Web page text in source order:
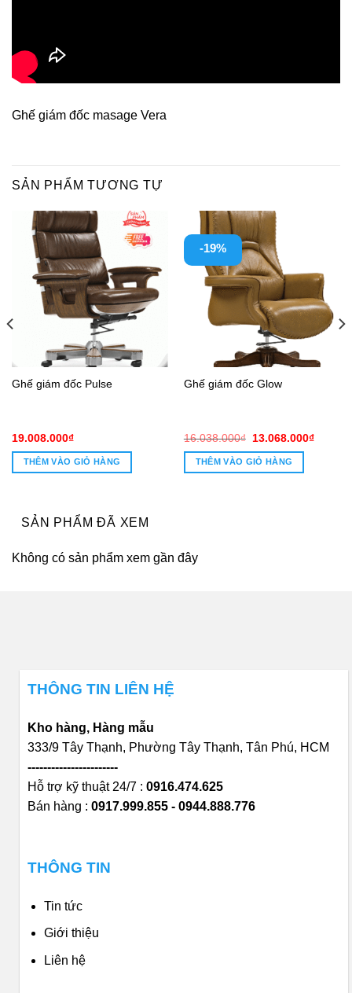
Ghế giám đốc masage Vera
SẢN PHẨM TƯƠNG TỰ
Ghế giám đốc Pulse
19.008.000₫
THÊM VÀO GIỎ HÀNG
-19%
Ghế giám đốc Glow
16.038.000₫
Giá
là:
16.038.000₫.
13.068.000₫Giá
THÊM VÀO GIỎ HÀNG
SẢN PHẨM ĐÃ XEM
Không có sản phẩm xem gần đây
THÔNG TIN LIÊN HỆ
Kho hàng, Hàng mẫu
333/9 Tây Thạnh, Phường Tây Thạnh, Tân Phú, HCM
-----------------------
Hỗ trợ kỹ thuật 24/7 : 0916.474.625
Bán hàng : 0917.999.855 - 0944.888.776
THÔNG TIN
Tin tức
Giới thiệu
Liên hệ